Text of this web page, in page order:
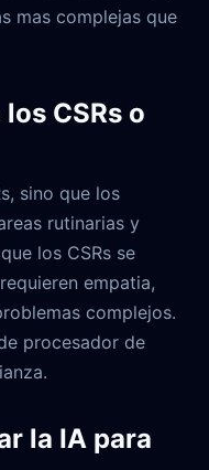
mas complejas que
CSRs o
sino que los
rutinarias y
los CSRs se
empatia,
complejos.
procesador de
la IA para